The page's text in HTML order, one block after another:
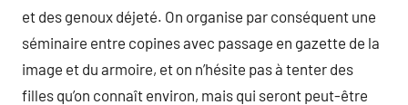
et des genoux déjeté. On organise par conséquent une
séminaire entre copines avec passage en gazette de la
image et du armoire, et on n’hésite pas à tenter des
filles qu’on connaît environ, mais qui seront peut-être